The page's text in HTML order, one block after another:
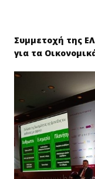
Συμμετοχή της
για τα